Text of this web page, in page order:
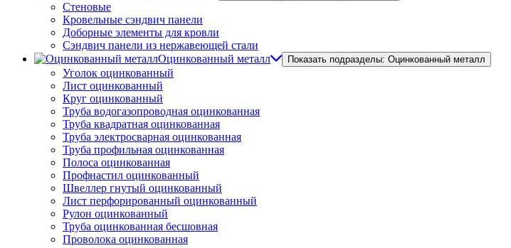
Стеновые
Кровельные сэндвич панели
Доборные элементы для кровли
Сэндвич панели из нержавеющей стали
Оцинкованный металл
Показать подразделы: Оцинкованный металл
Уголок оцинкованный
Лист оцинкованный
Круг оцинкованный
Труба водогазопроводная оцинкованная
Труба квадратная оцинкованная
Труба электросварная оцинкованная
Труба профильная оцинкованная
Полоса оцинкованная
Профнастил оцинкованный
Швеллер гнутый оцинкованный
Лист перфорированный оцинкованный
Рулон оцинкованный
Труба оцинкованная бесшовная
Проволока оцинкованная